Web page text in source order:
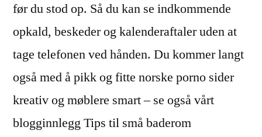
før du stod op. Så du kan se indkommende
opkald, beskeder og kalenderaftaler uden at
tage telefonen ved hånden. Du kommer langt
også med å pikk og fitte norske porno sider
kreativ og møblere smart – se også vårt
blogginnlegg Tips til små baderom